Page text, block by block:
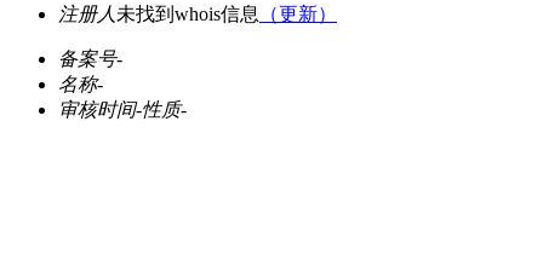
注册人 未找到whois信息 （更新）
备案号-
名称-
审核时间-性质-